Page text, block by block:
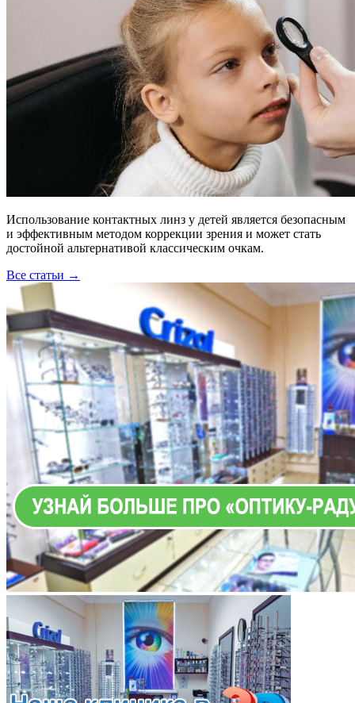
Использование контактных линз у детей является безопасным
и эффективным методом коррекции зрения и может стать
достойной альтернативой классическим очкам.
Все статьи →